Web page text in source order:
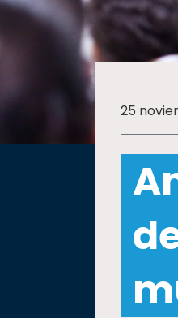
SUSTENTABILIDAD
educativa
Internacionalización
25